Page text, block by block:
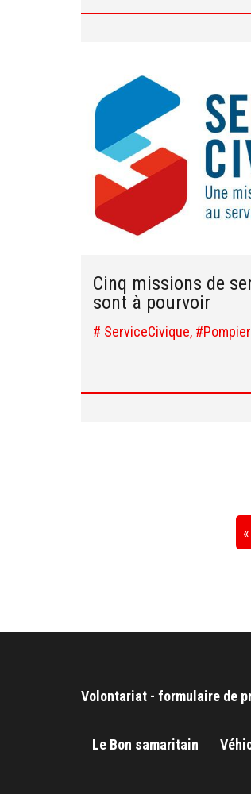
Cinq missions de
sont à pourvoir
# ServiceCivique,
Volontariat - formulaire de
Le Bon samaritain